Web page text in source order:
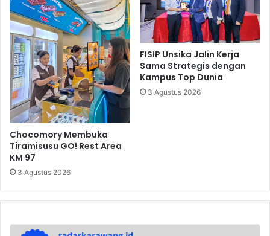
Chocomory Membuka
Tiramisusu GO! Rest Area
KM 97
3 Agustus 2026
FISIP Unsika Jalin Kerja
Sama Strategis dengan
Kampus Top Dunia
3 Agustus 2026